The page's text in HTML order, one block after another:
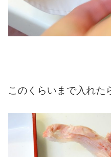
このくらいまで入れた